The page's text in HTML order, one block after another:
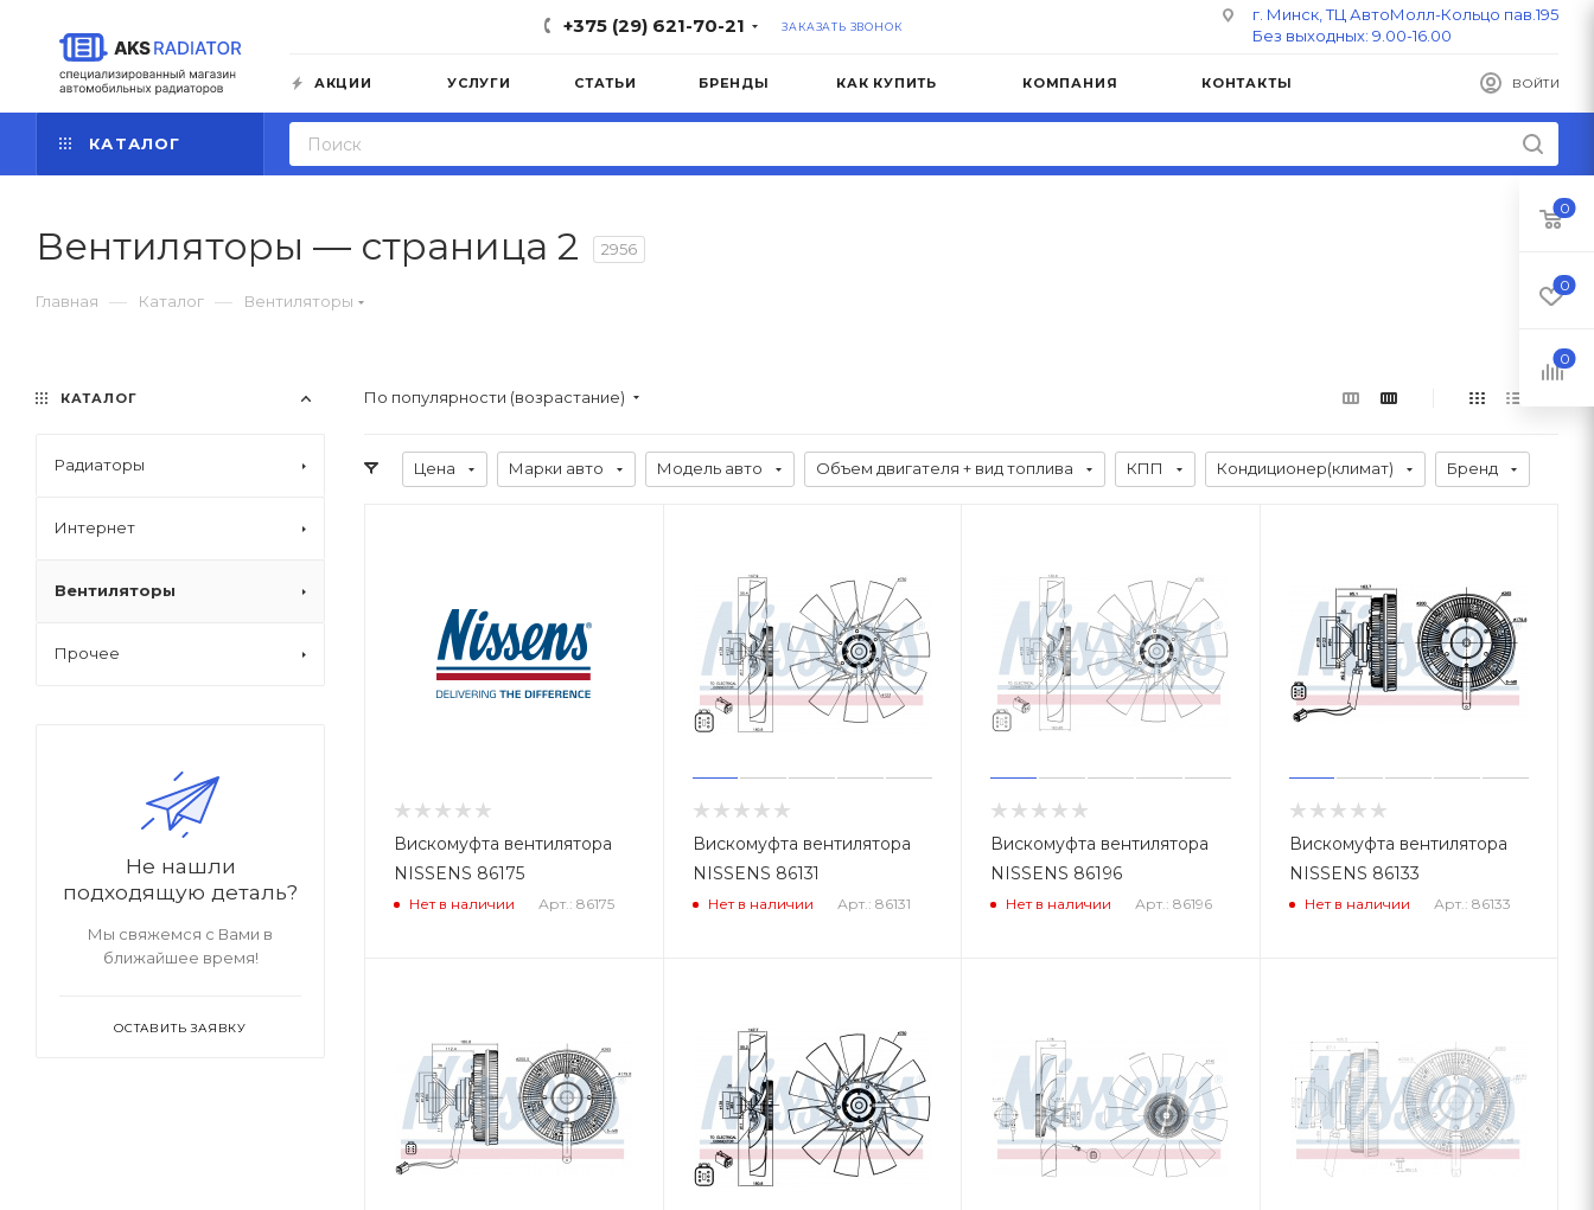
+375 (29) 621-70-21 ЗАКАЗАТЬ ЗВОНОК
г. Минск, ТЦ АвтоМолл-Кольцо пав.195
Без выходных: 9.00-16.00
ВОЙТИ
АКЦИИ УСЛУГИ СТАТЬИ БРЕНДЫ КАК КУПИТЬ КОМПАНИЯ КОНТАКТЫ
КАТАЛОГ
Вентиляторы — страница 2 2956
Главная — Каталог — Вентиляторы
По популярности (возрастание)
Цена Марки авто Модель авто Объем двигателя + вид топлива КПП Кондиционер(климат) Бренд
Вискомуфта вентилятора
NISSENS 86175
Нет в наличии Арт.: 86175
Вискомуфта вентилятора
NISSENS 86131
Нет в наличии Арт.: 86131
Вискомуфта вентилятора
NISSENS 86196
Нет в наличии Арт.: 86196
Вискомуфта вентилятора
NISSENS 86133
Нет в наличии Арт.: 86133
КАТАЛОГ
Радиаторы
Интернет
Вентиляторы
Прочее
Не нашли
подходящую деталь?
Мы свяжемся с Вами в
ближайшее время!
ОСТАВИТЬ ЗАЯВКУ
0
0
0